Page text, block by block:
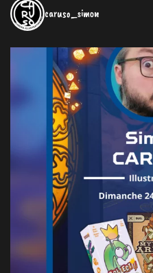
caruso_simon